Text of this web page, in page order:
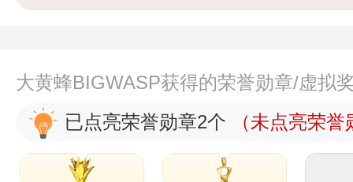
大黄蜂BIGWASP获得的荣誉勋章/虚拟
已点亮荣誉勋章2个
（未点亮荣